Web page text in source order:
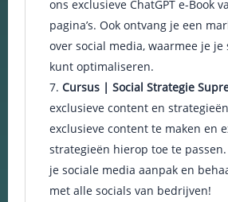
ons exclusieve ChatGPT e-Book
pagina’s. Ook ontvang je een
over social media, waarmee je je
kunt optimaliseren.
Cursus | Social Strategie
exclusieve content en
exclusieve content te maken en
strategieën hierop toe te
je sociale media aanpak en
met alle socials van bedrijven!